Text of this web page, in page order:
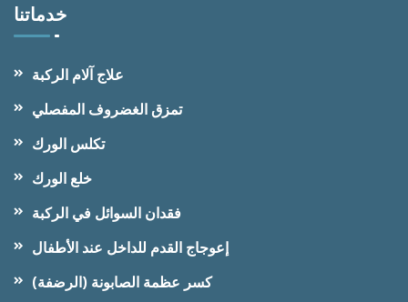
خدماتنا
علاج آلام الركبة
تمزق الغضروف المفصلي
تكلس الورك
خلع الورك
فقدان السوائل في الركبة
إعوجاج القدم للداخل عند الأطفال
كسر عظمة الصابونة (الرضفة)